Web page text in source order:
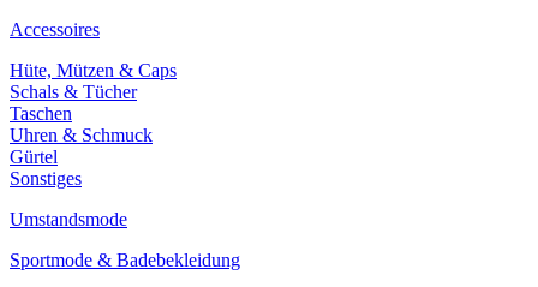
Accessoires
Hüte, Mützen & Caps
Schals & Tücher
Taschen
Uhren & Schmuck
Gürtel
Sonstiges
Umstandsmode
Sportmode & Badebekleidung